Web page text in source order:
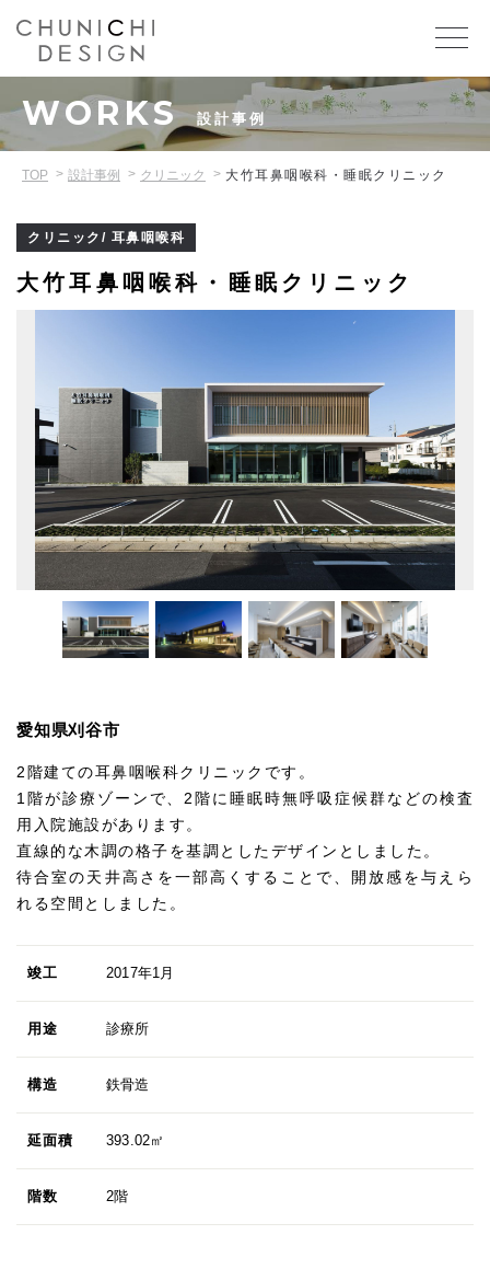
WORKS 設計事例
TOP 設計事例 クリニック 大竹耳鼻咽喉科・睡眠クリニック
クリニック/ 耳鼻咽喉科
大竹耳鼻咽喉科・睡眠クリニック
愛知県刈谷市
2階建ての耳鼻咽喉科クリニックです。
1階が診療ゾーンで、2階に睡眠時無呼吸症候群などの検査
用入院施設があります。
直線的な木調の格子を基調としたデザインとしました。
待合室の天井高さを一部高くすることで、開放感を与えら
れる空間としました。
竣工 2017年1月
用途 診療所
構造 鉄骨造
延面積 393.02㎡
階数 2階